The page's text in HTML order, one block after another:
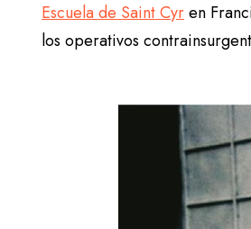
Escuela de Saint Cyren
los operativos